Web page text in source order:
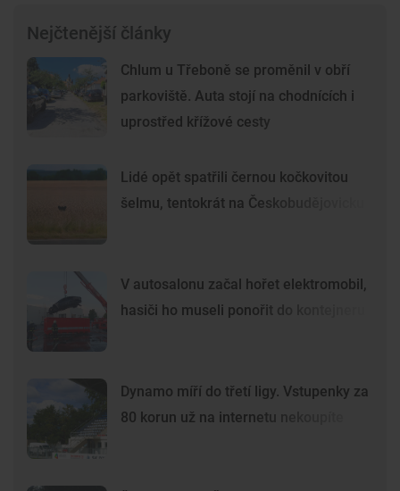
Nejčtenější články
Chlum u Třeboně se proměnil v obří
parkoviště. Auta stojí na chodnících i
uprostřed křížové cesty
Lidé opět spatřili černou kočkovitou
šelmu, tentokrát na Českobudějovicku
V autosalonu začal hořet elektromobil,
hasiči ho museli ponořit do kontejneru
Dynamo míří do třetí ligy. Vstupenky za
80 korun už na internetu nekoupíte